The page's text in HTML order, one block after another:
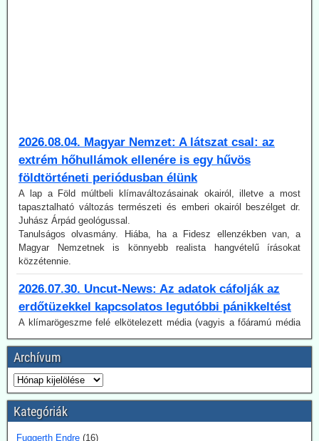
extrém hőhullámok ellenére is egy hűvös
földtörténeti periódusban élünk
A lap a Föld múltbeli klímaváltozásainak okairól, illetve a most
tapasztalható változás természeti és emberi okairól beszélget dr.
Juhász Árpád geológussal.
Tanulságos olvasmány. Hiába, ha a Fidesz ellenzékben van, a
Magyar Nemzetnek is könnyebb realista hangvételű írásokat
közzétennie.
2026.07.30. Uncut-News: Az adatok cáfolják az
erdőtüzekkel kapcsolatos legutóbbi pánikkeltést
A klímarögeszme felé elkötelezett média (vagyis a főáramú média
100 %-ban) a klímaváltozásban, magyarul az antropogén CO2-
kibocsátás növekedésében igyekszik megtalálni (vagy legalábbis az
olvasókkal elhitetni) az erdőtüzek okát. Így van ez az idén is, mint a
korábbi években. A gépezet figyelmen kívül hagyja úgy az emberi
tényezőt, akár a gondatlanságot, akár a szándékos gyújtogatást,
mint a hatósági ideológiavezérelt hozzáállást, amit több
bejegyzésünkben tematizáltunk. De még így is van egy probléma:
Az idén jóval alacsonyabb a tűzesetek száma világszerte, mint a
regisztrálás 2003-as kezdete óta.
Ugyancsak az uncut-news számol be róla, Franciaországban idén
Archívum
Kategóriák
Fuggerth Endre (16)